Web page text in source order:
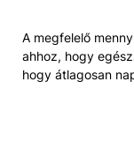
A megfelelő
ahhoz, hogy
hogy átlagosan